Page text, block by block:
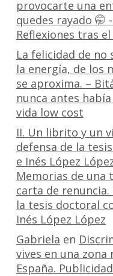
provocarte una
quedes rayado 🤭
Reflexiones tras el
La felicidad de no
la energía, de los
se aproxima. –
nunca antes
vida low cost
II. Un librito y un
defensa de la
e Inés López
Memorias de una
carta de
la tesis doctoral
Inés López López
Gabriela en
vives en una zona
España.